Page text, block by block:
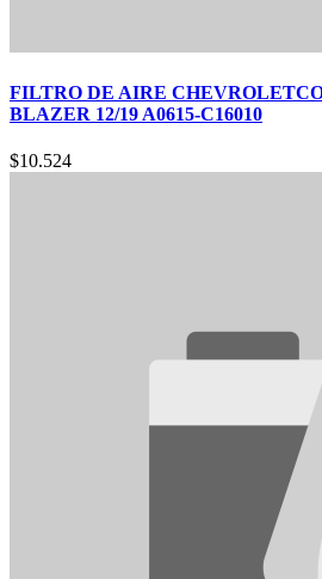
FILTRO DE AIRE
BLAZER 12/19 A0615-C16010
$10.524